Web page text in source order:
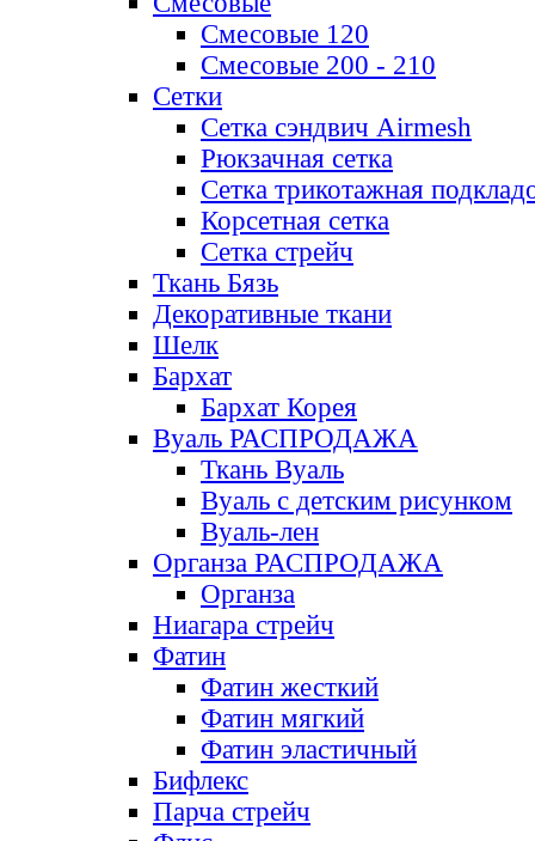
Смесовые 120
Смесовые 200 - 210
Сетки
Сетка сэндвич Airmesh
Рюкзачная сетка
Сетка трикотажная
Корсетная сетка
Сетка стрейч
Ткань Бязь
Декоративные ткани
Шелк
Бархат
Бархат Корея
Вуаль РАСПРОДАЖА
Ткань Вуаль
Вуаль с детским рисунком
Вуаль-лен
Органза РАСПРОДАЖА
Органза
Ниагара стрейч
Фатин
Фатин жесткий
Фатин мягкий
Фатин элаcтичный
Бифлекс
Парча стрейч